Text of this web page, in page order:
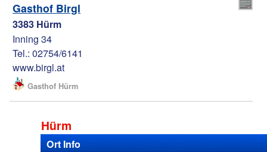
Gasthof Birgl
3383 Hürm
Inning 34
Tel.: 02754/6141
www.birgl.at
Gasthof Hürm
Hürm
Ort Info